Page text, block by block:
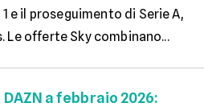
e il proseguimento di Serie A,
Le offerte Sky combinano...
DAZN a febbraio 2026: